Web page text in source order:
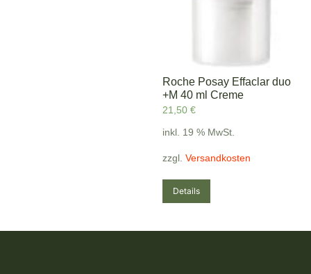
Roche Posay Effaclar duo
+M 40 ml Creme
21,50 €
inkl. 19 % MwSt.
zzgl. Versandkosten
Details